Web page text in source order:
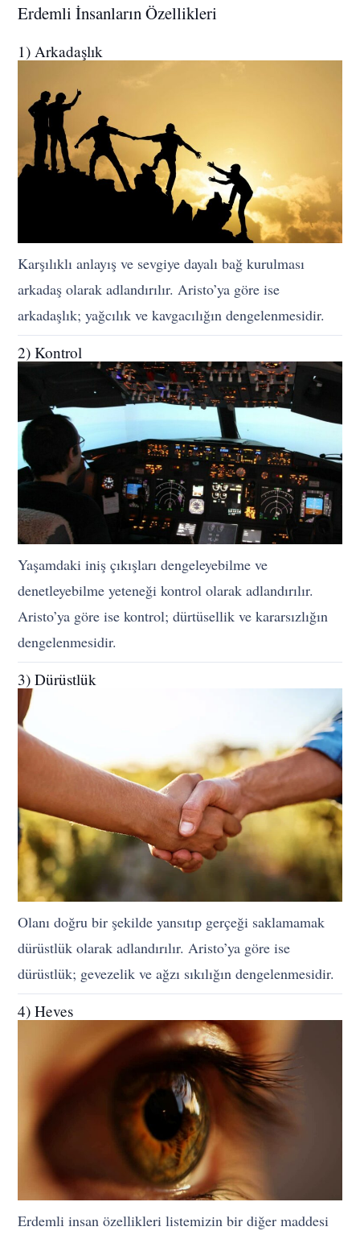
Erdemli İnsanların Özellikleri
1) Arkadaşlık
Karşılıklı anlayış ve sevgiye dayalı bağ kurulması
arkadaş olarak adlandırılır. Aristo’ya göre ise
arkadaşlık; yağcılık ve kavgacılığın dengelenmesidir.
2) Kontrol
Yaşamdaki iniş çıkışları dengeleyebilme ve
denetleyebilme yeteneği kontrol olarak adlandırılır.
Aristo’ya göre ise kontrol; dürtüsellik ve kararsızlığın
dengelenmesidir.
3) Dürüstlük
Olanı doğru bir şekilde yansıtıp gerçeği saklamamak
dürüstlük olarak adlandırılır. Aristo’ya göre ise
dürüstlük; gevezelik ve ağzı sıkılığın dengelenmesidir.
4) Heves
Erdemli insan özellikleri listemizin bir diğer maddesi